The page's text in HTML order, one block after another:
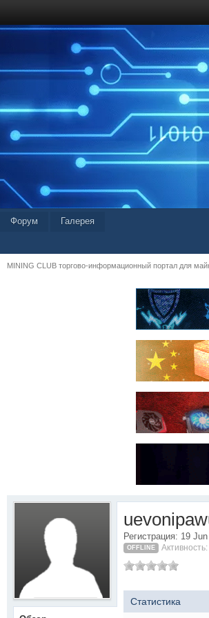
Форум Галерея
MINING CLUB торгово-информационный портал для
Регистрация: 19
OFFLINE
Статистика